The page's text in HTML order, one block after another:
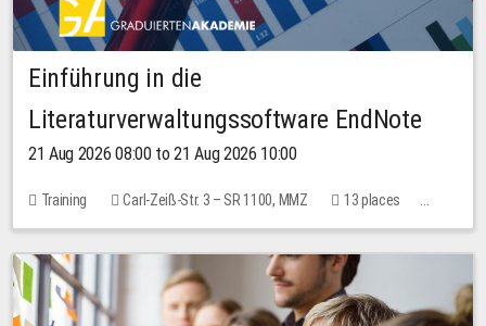
Einführung in die
Literaturverwaltungssoftware EndNote
21 Aug 2026 08:00 to 21 Aug 2026 10:00
Training Carl-Zeiß-Str. 3 – SR 1100, MMZ
13 places
10.00 EUR